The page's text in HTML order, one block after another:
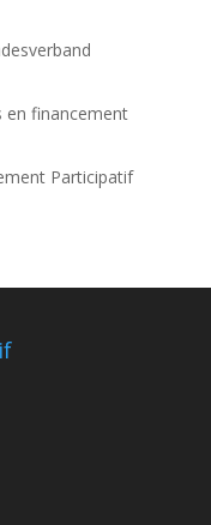
en financement
Participatif